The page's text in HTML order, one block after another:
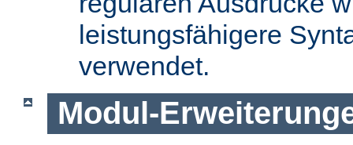
leistungsfähigere
verwendet.
Modul-